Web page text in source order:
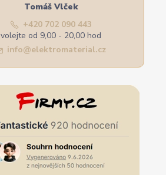
Tomáš Vlček
+420 702 090 443
volejte od 9,00 - 20,00 hod
info@elektromaterial.cz